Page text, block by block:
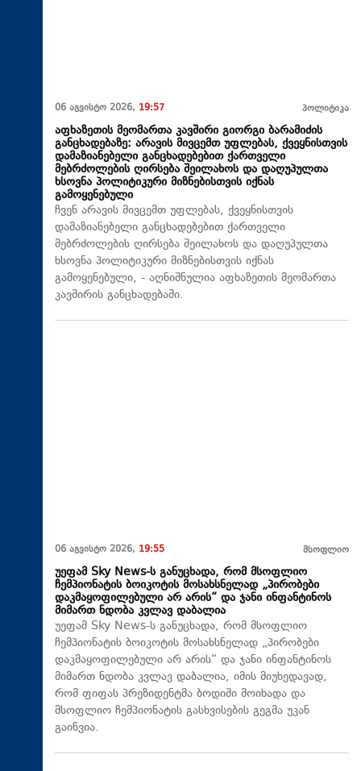
06 აგვისტო 2026, 19:57 პოლიტიკა
აფხაზეთის მეომართა კავშირი გიორგი ბარამიძის
განცხადებაზე: არავის მივცემთ უფლებას, ქვეყნისთვის
დამაზიანებელი განცხადებებით ქართველი
მებრძოლების ღირსება შეილახოს და დაღუპულთა
ხსოვნა პოლიტიკური მიზნებისთვის იქნას
გამოყენებული
ჩვენ არავის მივცემთ უფლებას, ქვეყნისთვის
დამაზიანებელი განცხადებებით ქართველი
მებრძოლების ღირსება შეილახოს და დაღუპულთა
ხსოვნა პოლიტიკური მიზნებისთვის იქნას
გამოყენებული, - აღნიშნულია აფხაზეთის მეომართა
კავშირის განცხადებაში.
06 აგვისტო 2026, 19:55 მსოფლიო
უეფამ Sky News-ს განუცხადა, რომ მსოფლიო
ჩემპიონატის ბოიკოტის მოსახსნელად „პირობები
დაკმაყოფილებული არ არის“ და ჯანი ინფანტინოს
მიმართ ნდობა კვლავ დაბალია
უეფამ Sky News-ს განუცხადა, რომ მსოფლიო
ჩემპიონატის ბოიკოტის მოსახსნელად „პირობები
დაკმაყოფილებული არ არის“ და ჯანი ინფანტინოს
მიმართ ნდობა კვლავ დაბალია, იმის მიუხედავად,
რომ ფიფას პრეზიდენტმა ბოდიში მოიხადა და
მსოფლიო ჩემპიონატის გასხვისების გეგმა უკან
გაიწვია.